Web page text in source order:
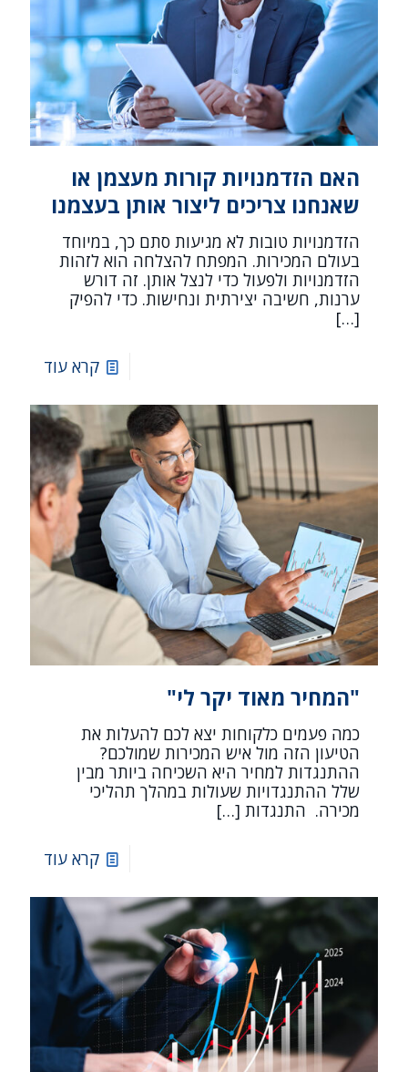
האם הזדמנויות קורות מעצמן או
שאנחנו צריכים ליצור אותן בעצמנו
הזדמנויות טובות לא מגיעות סתם כך, במיוחד
בעולם המכירות. המפתח להצלחה הוא לזהות
הזדמנויות ולפעול כדי לנצל אותן. זה דורש
ערנות, חשיבה יצירתית ונחישות. כדי להפיק
[…]
קרא עוד
"המחיר מאוד יקר לי"
כמה פעמים כלקוחות יצא לכם להעלות את
הטיעון הזה מול איש המכירות שמולכם?
ההתנגדות למחיר היא השכיחה ביותר מבין
שלל ההתנגדויות שעולות במהלך תהליכי
מכירה. התנגדות […]
קרא עוד